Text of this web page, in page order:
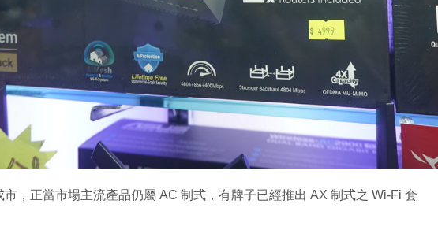
，正當市場主流產品仍屬 AC 制式，有牌子已經推出 AX 制式之 Wi-Fi 套